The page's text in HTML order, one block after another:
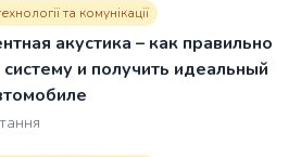
та комунікації
акустика – как правильно
и получить идеальный